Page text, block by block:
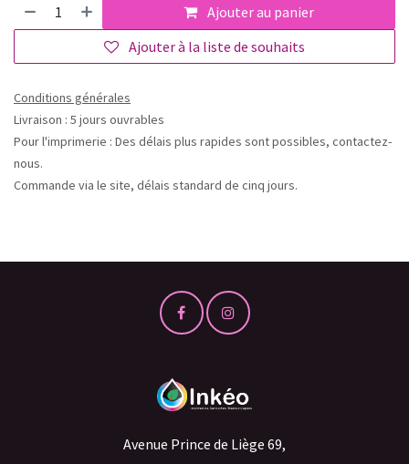
Ajouter au panier
Ajouter à la liste de souhaits
Conditions générales
Livraison : 5 jours ouvrables
Pour l'imprimerie : Des délais plus rapides sont possibles, contactez-
nous.
Commande via le site, délais standard de cinq jours.
Avenue Prince de Liège 69,